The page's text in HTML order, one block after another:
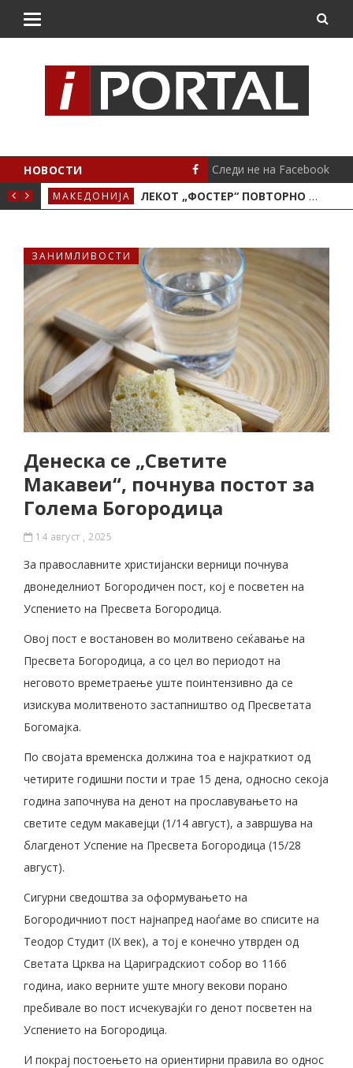
НОВОСТИ
МАКЕДОНИЈА ЛЕКОТ „ФОСТЕР“ ПОВТОРНО ЌЕ СЕ ЗЕМА ПО СТАРА ЦЕНА
Следи не на Facebook
ЗАНИМЛИВОСТИ
Денеска се „Светите
Макавеи“, почнува постот за
Голема Богородица
14 август , 2025
За православните христијански верници почнува
двонеделниот Богородичен пост, кој е посветен на
Успението на Пресвета Богородица.
Овој пост е востановен во молитвено сеќавање на
Пресвета Богородица, а со цел во периодот на
неговото времетраење уште поинтензивно да се
изискува молитвеното застапништво од Пресветата
Богомајка.
По својата временска должина тоа е најкраткиот од
четирите годишни пости и трае 15 дена, односно секоја
година започнува на денот на прославувањето на
светите седум макавејци (1/14 август), а завршува на
благденот Успение на Пресвета Богородица (15/28
август).
Сигурни сведоштва за оформувањето на
Богородичниот пост најнапред наоѓаме во списите на
Теодор Студит (IX век), а тој е конечно утврден од
Светата Црква на Цариградскиот собор во 1166
година, иако верните уште многу векови порано
пребивале во пост исчекувајќи го денот посветен на
Успението на Богородица.
И покрај постоењето на ориентирни правила во однос